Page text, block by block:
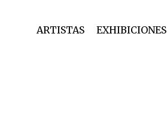
ARTISTAS EXHIBICIONES